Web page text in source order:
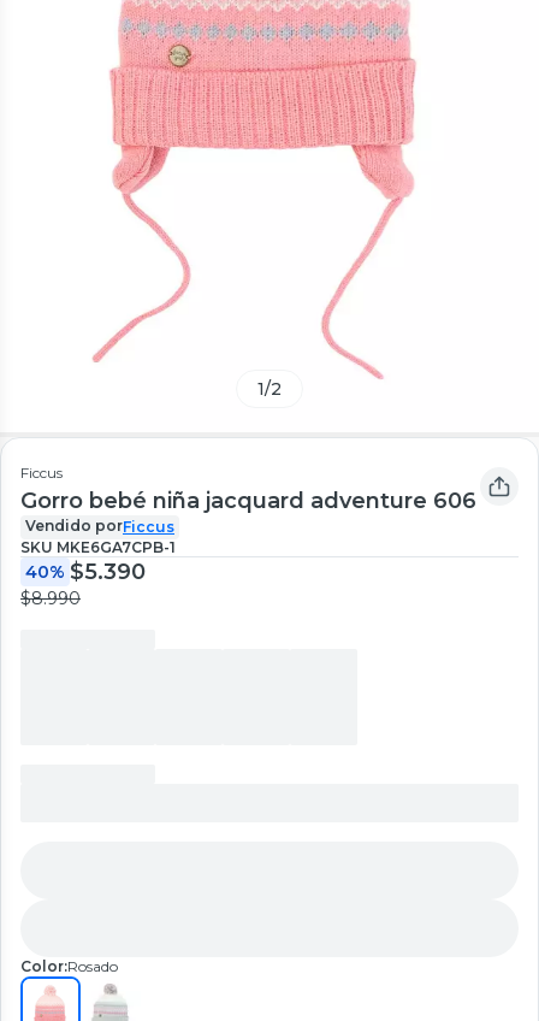
1/2
Ficcus
Gorro bebé niña jacquard adventure 606
Vendido porFiccus
SKU MKE6GA7CPB-1
40% $5.390
$8.990
Color:Rosado